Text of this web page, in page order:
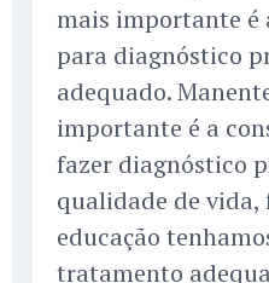
mais importante é
para diagnóstico
adequado.
importante é a
fazer diagnóstico
qualidade de vida,
educação
tratamento